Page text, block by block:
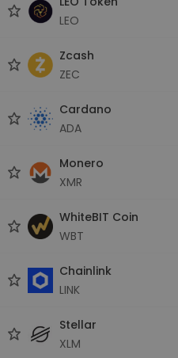
LEO
Zcash
ZEC
Cardano
ADA
Monero
XMR
WhiteBIT Coin
WBT
Chainlink
LINK
Stellar
XLM